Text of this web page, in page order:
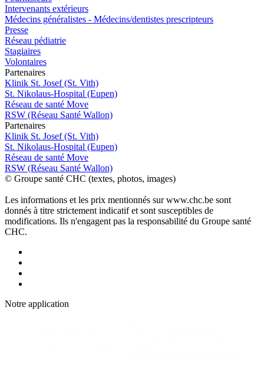
Intervenants extérieurs
Médecins généralistes - Médecins/dentistes prescripteurs
Presse
Réseau pédiatrie
Stagiaires
Volontaires
Partenaires
Klinik St. Josef (St. Vith)
St. Nikolaus-Hospital (Eupen)
Réseau de santé Move
RSW (Réseau Santé Wallon)
Partenaires
Klinik St. Josef (St. Vith)
St. Nikolaus-Hospital (Eupen)
Réseau de santé Move
RSW (Réseau Santé Wallon)
© Groupe santé CHC (textes, photos, images)
Les informations et les prix mentionnés sur www.chc.be sont
donnés à titre strictement indicatif et sont susceptibles de
modifications. Ils n'engagent pas la responsabilité du Groupe santé
CHC.
Notre application